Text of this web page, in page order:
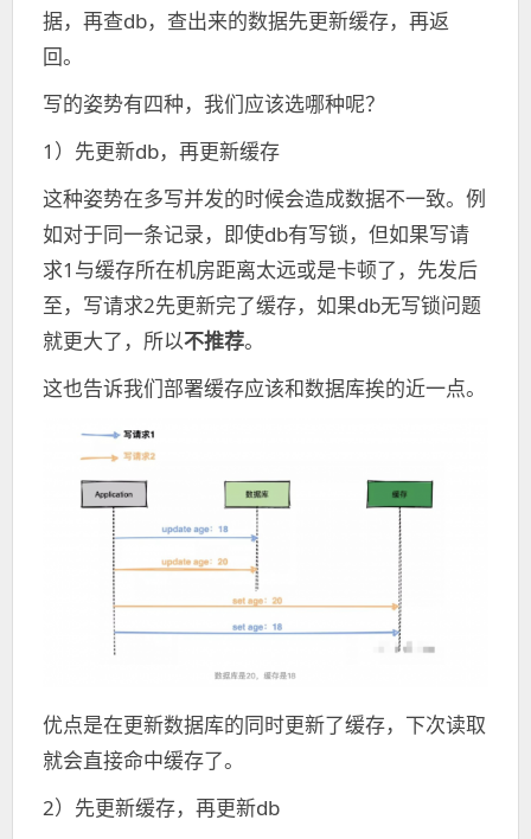
据，再查db，查出来的数据先更新缓存，再返
回。
写的姿势有四种，我们应该选哪种呢？
1）先更新db，再更新缓存
这种姿势在多写并发的时候会造成数据不一致。例
如对于同一条记录，即使db有写锁，但如果写请
求1与缓存所在机房距离太远或是卡顿了，先发后
至，写请求2先更新完了缓存，如果db无写锁问题
就更大了，所以不推荐。
这也告诉我们部署缓存应该和数据库挨的近一点。
优点是在更新数据库的同时更新了缓存，下次读取
就会直接命中缓存了。
2）先更新缓存，再更新db